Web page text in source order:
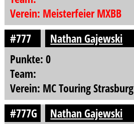
Verein: Meisterfeier MXBB
#777
Nathan Gajewski
Punkte: 0
Team:
Verein: MC Touring Strasburg
#777G
Nathan Gajewski